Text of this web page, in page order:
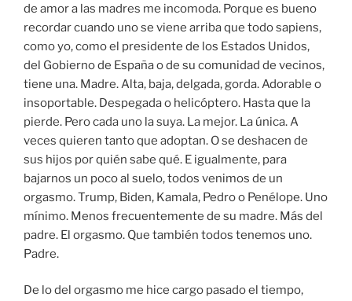
de amor a las madres me incomoda. Porque es bueno
recordar cuando uno se viene arriba que todo sapiens,
como yo, como el presidente de los Estados Unidos,
del Gobierno de España o de su comunidad de vecinos,
tiene una. Madre. Alta, baja, delgada, gorda. Adorable o
insoportable. Despegada o helicóptero. Hasta que la
pierde. Pero cada uno la suya. La mejor. La única. A
veces quieren tanto que adoptan. O se deshacen de
sus hijos por quién sabe qué. E igualmente, para
bajarnos un poco al suelo, todos venimos de un
orgasmo. Trump, Biden, Kamala, Pedro o Penélope. Uno
mínimo. Menos frecuentemente de su madre. Más del
padre. El orgasmo. Que también todos tenemos uno.
Padre.
De lo del orgasmo me hice cargo pasado el tiempo,